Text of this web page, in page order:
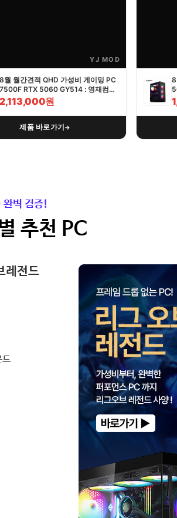
YJ MOD
8월 월간견적 QHD 가성비 게이밍 PC
7500F RTX 5060 GY514 : 영재컴퓨
터
2,113,000원
제품 바로가기→
8
완벽 검증!
추천 PC
레전드
드